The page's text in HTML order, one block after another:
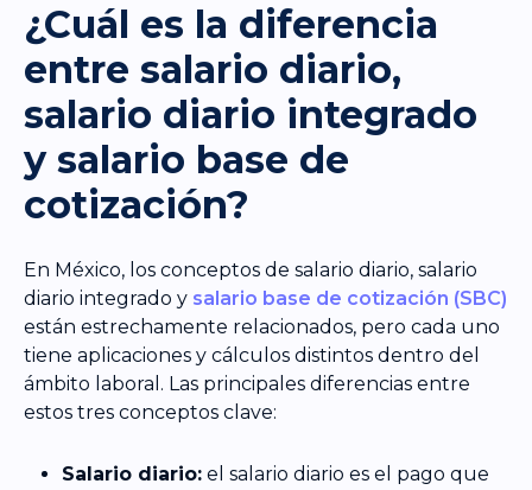
¿Cuál es la diferencia
entre salario diario,
salario diario integrado
y salario base de
cotización?
En México, los conceptos de salario diario, salario
diario integrado y salario base de cotización (SBC)
están estrechamente relacionados, pero cada uno
tiene aplicaciones y cálculos distintos dentro del
ámbito laboral. Las principales diferencias entre
estos tres conceptos clave:
Salario diario: el salario diario es el pago que